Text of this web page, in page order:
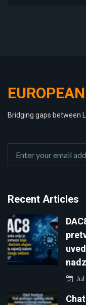
Bridging gaps between
Recent Articles